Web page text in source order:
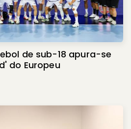
de sub-18 apura-se
do Europeu